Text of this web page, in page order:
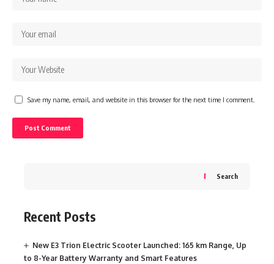
Save my name, email, and website in this browser for the next time I comment.
Search
Recent Posts
New E3 Trion Electric Scooter Launched: 165 km Range, Up
to 8-Year Battery Warranty and Smart Features